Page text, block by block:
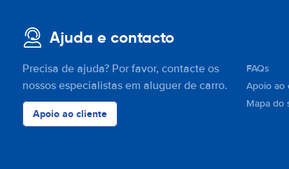
Ajuda e contacto
Precisa de ajuda? Por favor, contacte os
nossos especialistas em aluguer de carro.
Apoio ao cliente
FAQs
Apoio ao
Mapa do